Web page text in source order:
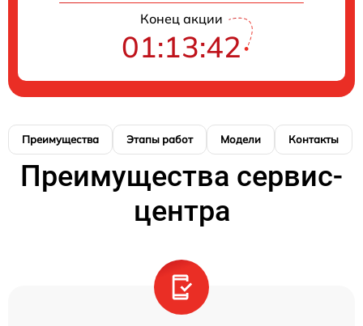
Конец акции
01:13:41
Преимущества Этапы работ Модели Контакты
Преимущества сервис-
центра